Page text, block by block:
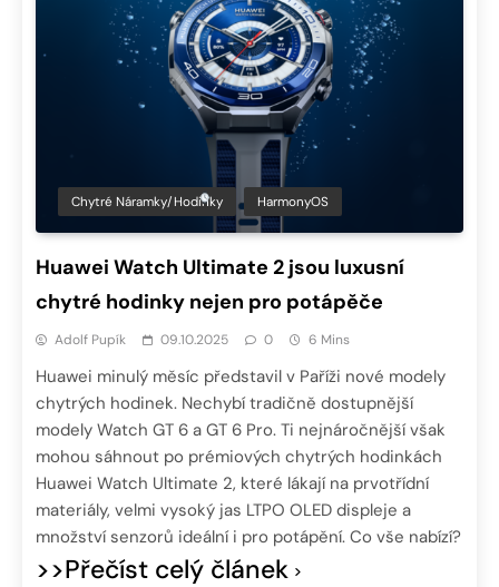
Chytré Náramky/hodinky HarmonyOS
Huawei Watch Ultimate 2 jsou luxusní
chytré hodinky nejen pro potápěče
Adolf Pupík 09.10.2025 0 6 Mins
Huawei minulý měsíc představil v Paříži nové modely
chytrých hodinek. Nechybí tradičně dostupnější
modely Watch GT 6 a GT 6 Pro. Ti nejnáročnější však
mohou sáhnout po prémiových chytrých hodinkách
Huawei Watch Ultimate 2, které lákají na prvotřídní
materiály, velmi vysoký jas LTPO OLED displeje a
množství senzorů ideální i pro potápění. Co vše nabízí?
>>Přečíst celý článek